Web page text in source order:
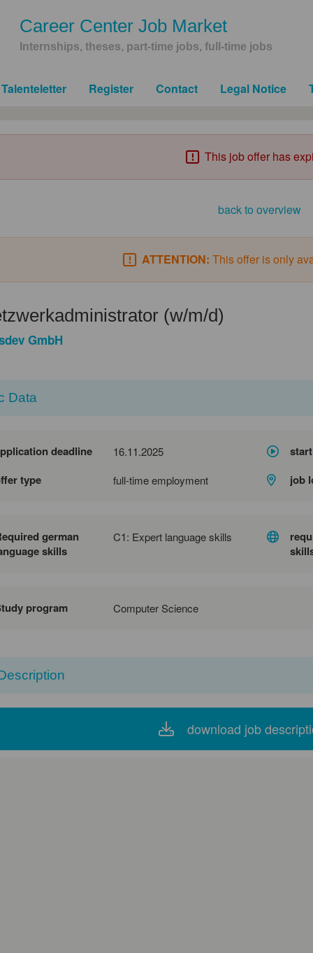
Career Center Job Market
Internships, theses, part-time jobs, full-time jobs
Talenteletter Register Contact Legal Notice
This job offer has
back to overview
ATTENTION: This offer is only
(w/m/d)
GmbH
Data
deadline 16.11.2025
type full-time employment job
german
skills
C1: Expert language skills
program Computer Science
download job